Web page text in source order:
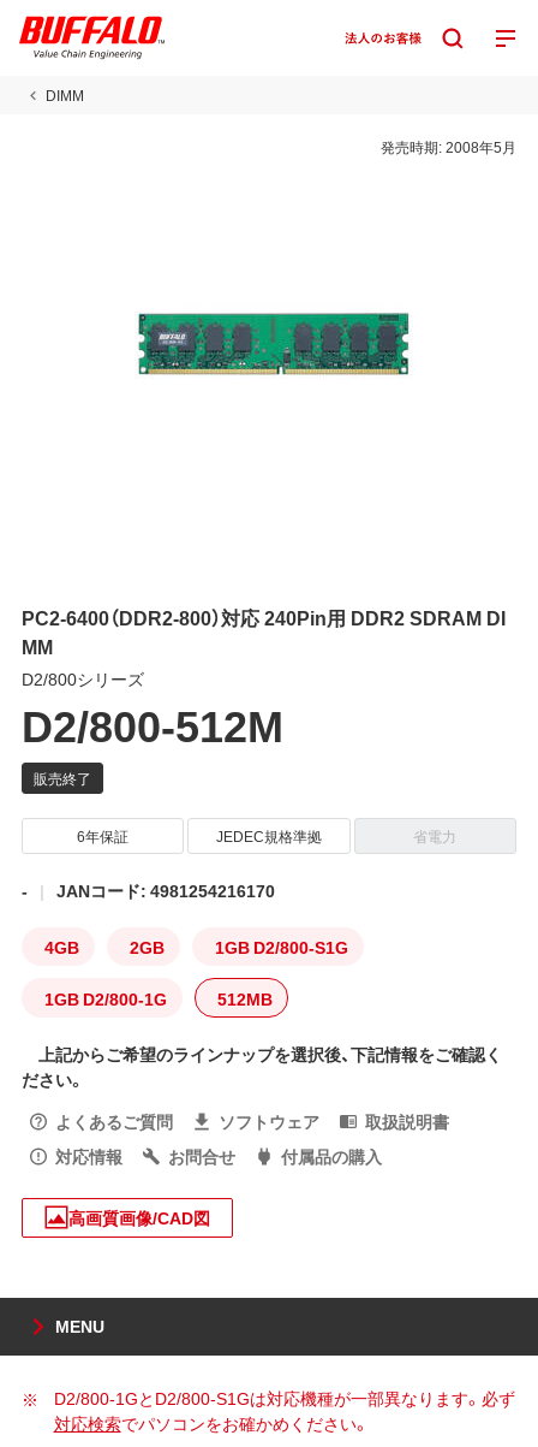
DIMM
発売時期:2008年5月
PC2-6400（DDR2-800）対応 240Pin用 DDR2 SDRAM DI
MM
D2/800シリーズ
D2/800-512M
6年保証 JEDEC規格準拠 省電力
- JANコード: 4981254216170
4GB 2GB 1GB D2/800-S1G
1GB D2/800-1G 512MB
上記からご希望のラインナップを選択後、下記情報をご確認く
ださい。
よくあるご質問
ソフトウェア
取扱説明書
対応情報
お問合せ 付属品の購入
高画質画像/CAD図
MENU
D2/800-1GとD2/800-S1Gは対応機種が一部異なります。必ず
対応検索でパソコンをお確かめください。